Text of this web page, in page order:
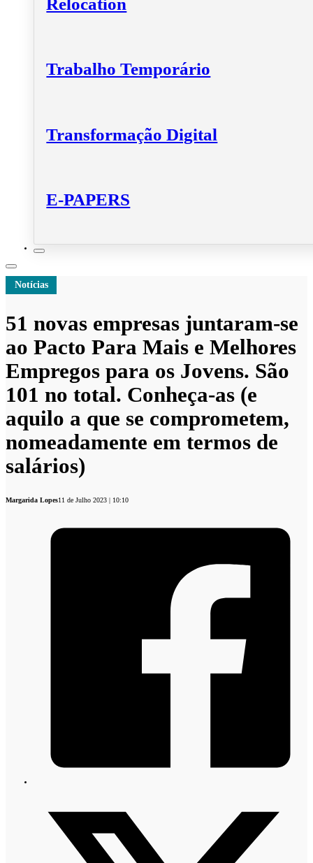
Relocation
Trabalho Temporário
Transformação Digital
E-PAPERS
Notícias
51 novas empresas juntaram-se
ao Pacto Para Mais e Melhores
Empregos para os Jovens. São
101 no total. Conheça-as (e
aquilo a que se comprometem,
nomeadamente em termos de
salários)
Margarida Lopes11 de Julho 2023 | 10:10